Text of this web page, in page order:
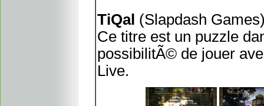
TiQal (Slapdash
Ce titre est un puzzle
possibilitÃ© de jouer
Live.